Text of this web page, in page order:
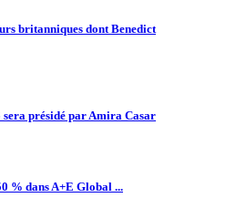
britanniques dont Benedict
présidé par Amira Casar
% dans A+E Global ...